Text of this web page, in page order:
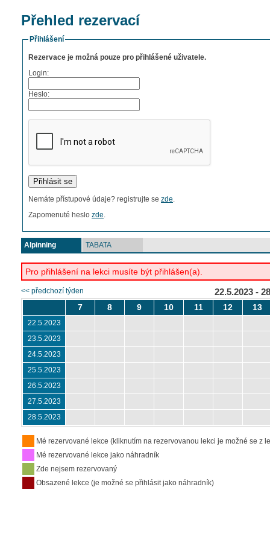
Přehled rezervací
Přihlášení
Rezervace je možná pouze pro přihlášené uživatele.
Login:
Heslo:
Nemáte přístupové údaje? registrujte se zde.
Zapomenuté heslo zde.
Alpinning TABATA
Pro přihlášení na lekci musíte být přihlášen(a).
<< předchozí týden 22.5.2023 -
7 8 9 10 11 12 13
22.5.2023
23.5.2023
24.5.2023
25.5.2023
26.5.2023
27.5.2023
28.5.2023
Mé rezervované lekce (kliknutím na rezervovanou lekci je možné se z
Mé rezervované lekce jako náhradník
Zde nejsem rezervovaný
Obsazené lekce (je možné se přihlásit jako náhradník)